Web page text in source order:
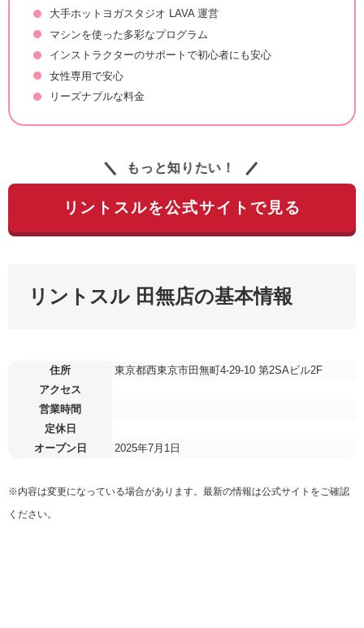
大手ホットヨガスタジオ LAVA 運営
マシンを使った多彩なプログラム
インストラクターのサポートで初心者にも安心
女性専用で安心
リーズナブルな料金
もっと知りたい！
リントスルを公式サイトで見る
リントスル 田無店の基本情報
住所
東京都西東京市田無町4-29-10 第2SAビル2F
アクセス
営業時間
定休日
オープン日
2025年7月1日
※内容は変更になっている場合があります。最新の情報は公式サイトをご確認
ください。